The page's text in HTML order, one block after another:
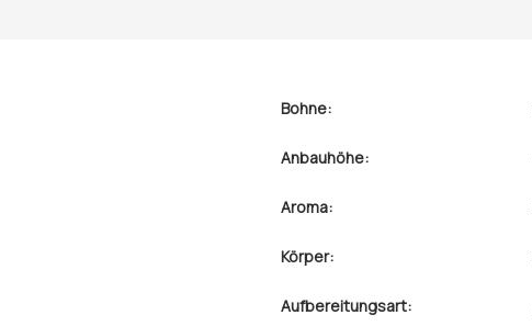
Bohne:
Anbauhöhe:
Aroma:
Körper:
Aufbereitungsart: